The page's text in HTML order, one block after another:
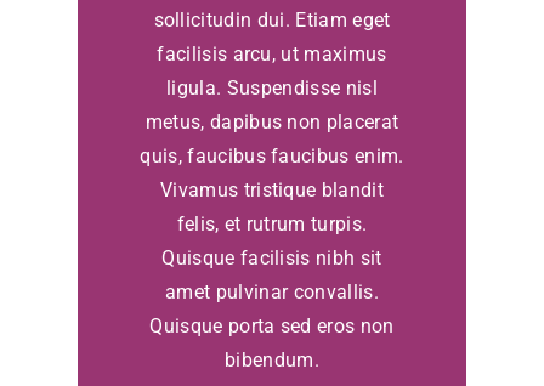
sollicitudin dui. Etiam eget
facilisis arcu, ut maximus
ligula. Suspendisse nisl
metus, dapibus non placerat
quis, faucibus faucibus enim.
Vivamus tristique blandit
felis, et rutrum turpis.
Quisque facilisis nibh sit
amet pulvinar convallis.
Quisque porta sed eros non
bibendum.